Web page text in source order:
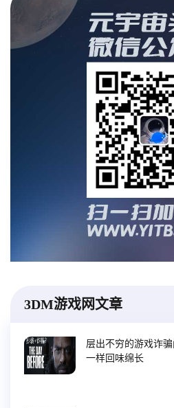
3DM游戏网文章
层出不穷的游戏诈
一样回味绵长